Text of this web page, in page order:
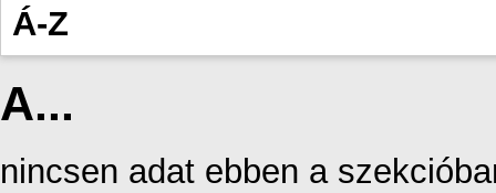
Á-Z
A...
nincsen adat ebben a